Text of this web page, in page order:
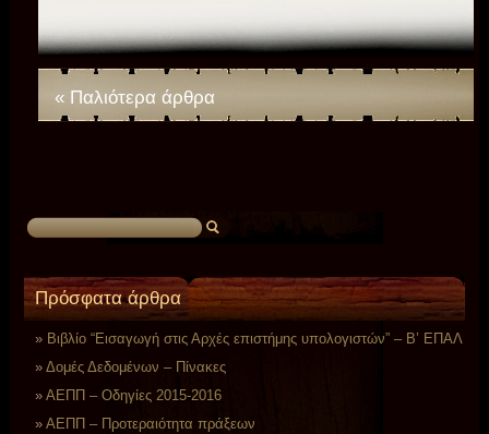
« Παλιότερα άρθρα
Πρόσφατα άρθρα
Βιβλίο “Εισαγωγή στις Αρχές επιστήμης υπολογιστών” – Β’ ΕΠΑΛ
Δομές Δεδομένων – Πίνακες
ΑΕΠΠ – Οδηγίες 2015-2016
ΑΕΠΠ – Προτεραιότητα πράξεων